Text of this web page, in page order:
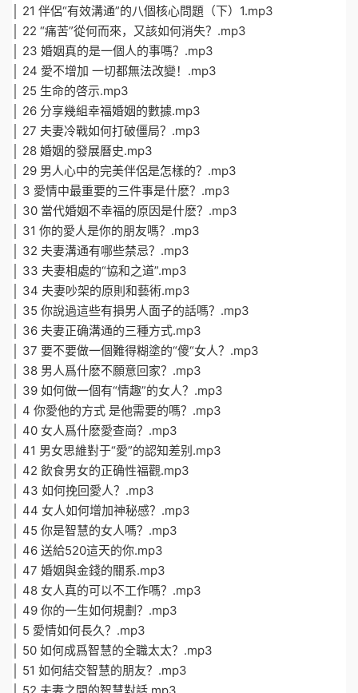
│ 21 伴侶“有效溝通”的八個核心問題（下）1.mp3
│ 22 “痛苦”從何而來，又該如何消失？.mp3
│ 23 婚姻真的是一個人的事嗎？.mp3
│ 24 愛不增加 一切都無法改變！.mp3
│ 25 生命的啓示.mp3
│ 26 分享幾組幸福婚姻的數據.mp3
│ 27 夫妻冷戰如何打破僵局？.mp3
│ 28 婚姻的發展曆史.mp3
│ 29 男人心中的完美伴侶是怎樣的？.mp3
│ 3 愛情中最重要的三件事是什麽？.mp3
│ 30 當代婚姻不幸福的原因是什麽？.mp3
│ 31 你的愛人是你的朋友嗎？.mp3
│ 32 夫妻溝通有哪些禁忌？.mp3
│ 33 夫妻相處的“協和之道”.mp3
│ 34 夫妻吵架的原則和藝術.mp3
│ 35 你說過這些有損男人面子的話嗎？.mp3
│ 36 夫妻正确溝通的三種方式.mp3
│ 37 要不要做一個難得糊塗的“傻“女人？.mp3
│ 38 男人爲什麽不願意回家？.mp3
│ 39 如何做一個有“情趣”的女人？.mp3
│ 4 你愛他的方式 是他需要的嗎？.mp3
│ 40 女人爲什麽愛查崗？.mp3
│ 41 男女思維對于“愛”的認知差别.mp3
│ 42 飲食男女的正确性福觀.mp3
│ 43 如何挽回愛人？.mp3
│ 44 女人如何增加神秘感？.mp3
│ 45 你是智慧的女人嗎？.mp3
│ 46 送給520這天的你.mp3
│ 47 婚姻與金錢的關系.mp3
│ 48 女人真的可以不工作嗎？.mp3
│ 49 你的一生如何規劃？.mp3
│ 5 愛情如何長久？.mp3
│ 50 如何成爲智慧的全職太太？.mp3
│ 51 如何結交智慧的朋友？.mp3